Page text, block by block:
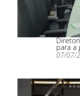
para a
07/07/